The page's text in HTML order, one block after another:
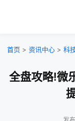
首页 > 资讯中心 > 科
全盘攻略!微